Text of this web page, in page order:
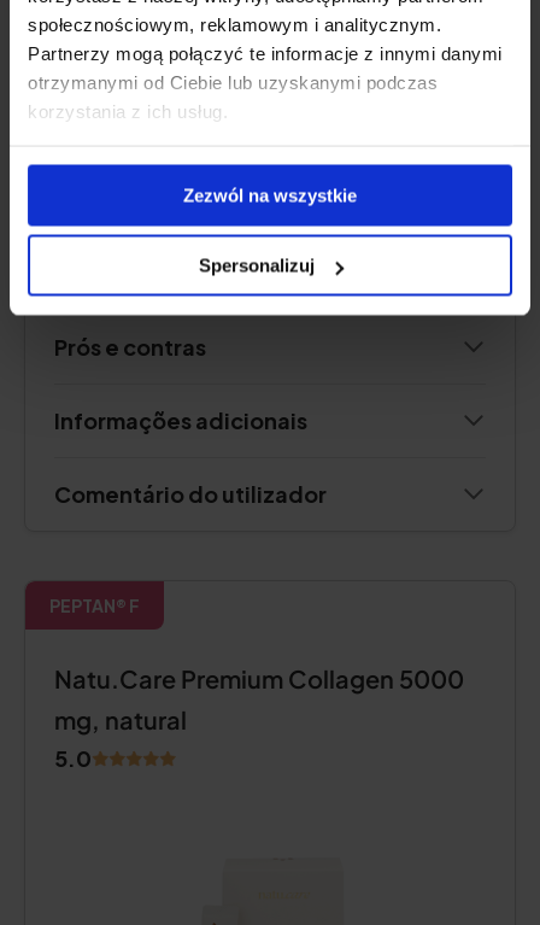
społecznościowym, reklamowym i analitycznym.
Partnerzy mogą połączyć te informacje z innymi danymi
otrzymanymi od Ciebie lub uzyskanymi podczas
korzystania z ich usług.
Zezwól na wszystkie
Spersonalizuj
amora, morango, ruibarbo, cacau ou uma
mistura de sabores
Verificar o preço
Descrição do produto
Prós e contras
Informações adicionais
Comentário do utilizador
PEPTAN® F
Natu.Care Premium Collagen 5000
mg, natural
5.0